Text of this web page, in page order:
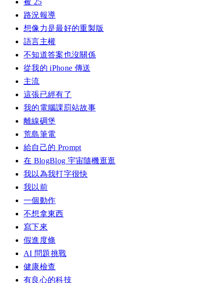
路況報導
想像力是最好的重製版
語言主權
不知道答案也沒關係
從我的 iPhone 傳送
主流
這張已經有了
我的電腦課罰站故事
離線碉堡
荒島筆電
給自己的 Prompt
在 BlogBlog 宇宙隨機逛逛
我以為我打字很快
我以前
一個動作
不想拿東西
寫下來
假進度條
AI 問題挑戰
健康檢查
有良心的科技